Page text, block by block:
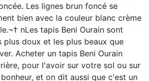
Les lignes brun foncé se
bien avec la couleur blanc crème
nLes tapis Beni Ourain sont
plus doux et les plus beaux que
Acheter un tapis Beni Ourain
pour l'avoir sur votre sol ou sur
et on dit aussi que c'est un